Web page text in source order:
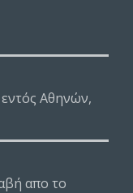
Αθηνών,
απο το